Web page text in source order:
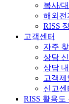
복사/
해외전
RISS
고객센터
자주
상담
상담
고객제
신고센
RISS 활용도